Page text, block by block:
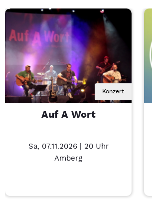
Konzert
Auf A Wort
Sa, 07.11.2026 | 20 Uhr
Amberg